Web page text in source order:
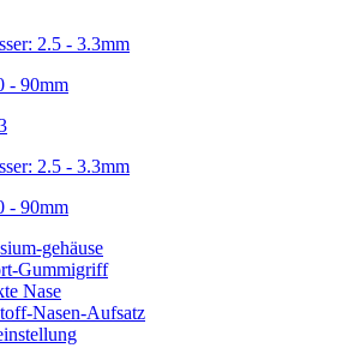
2.5 - 3.3mm
- 90mm
2.5 - 3.3mm
- 90mm